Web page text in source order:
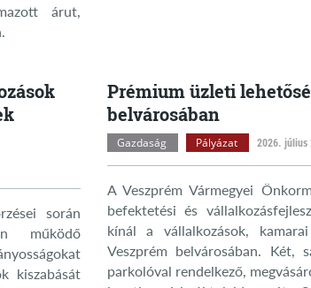
árut,
során
működő
kiszabását
Prémium üzleti
belvárosában
Gazdaság Pályázat 2026. július
A Veszprém Vármegyei
befektetési és
kínál a vállalkozások,
Veszprém belvárosában. Két,
parkolóval rendelkező,